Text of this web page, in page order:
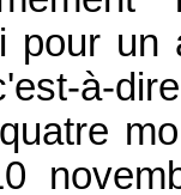
pour
à-